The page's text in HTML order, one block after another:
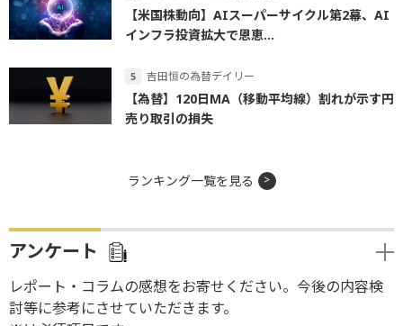
【米国株動向】AIスーパーサイクル第2幕、AI
インフラ投資拡大で恩恵...
吉田恒の為替デイリー
【為替】120日MA（移動平均線）割れが示す円
売り取引の損失
ランキング一覧を見る
アンケート
レポート・コラムの感想をお寄せください。今後の内容検
討等に参考にさせていただきます。